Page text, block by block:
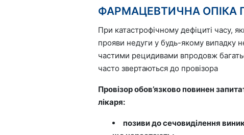
ФАРМАЦЕВТИЧНА ОПІКА
При катастрофічному дефіциті часу,
прояви недуги у будь-якому випадку
частими рецидивами впродовж
часто звертаються до провізора
Провізор обов’язково повинен
лікаря:
позиви до сечовиділення